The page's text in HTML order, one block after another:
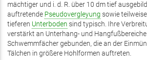
ist
extern)
mächtiger und i. d. R. über 10 dm tief
auftretende Pseudovergleyung sowie teilweise
tieferen Unterboden sind typisch. Ihre
verstärkt an Unterhang- und
Schwemmfächer gebunden, die an der
Tälchen in größere Hohlformen auftreten.